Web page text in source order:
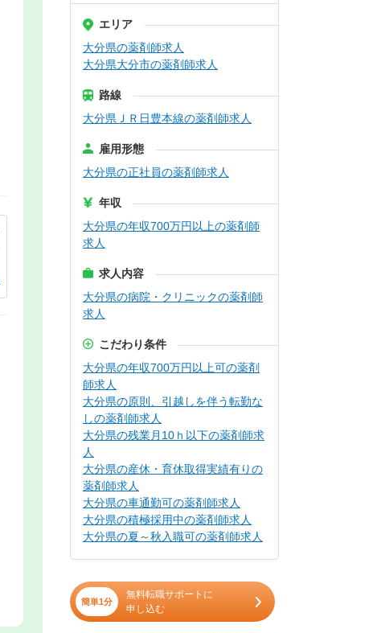
エリア
大分県の薬剤師求人
大分県大分市の薬剤師求人
路線
大分県ＪＲ日豊本線の薬剤師求人
雇用形態
大分県の正社員の薬剤師求人
年収
大分県の年収700万円以上の薬剤師
求人
求人内容
大分県の病院・クリニックの薬剤師
求人
こだわり条件
大分県の年収700万円以上可の薬剤
師求人
大分県の原則、引越しを伴う転勤な
しの薬剤師求人
大分県の残業月10ｈ以下の薬剤師求
人
大分県の産休・育休取得実績有りの
薬剤師求人
大分県の車通勤可の薬剤師求人
大分県の積極採用中の薬剤師求人
大分県の夏～秋入職可の薬剤師求人
簡単1分
無料転職サポートに
申し込む